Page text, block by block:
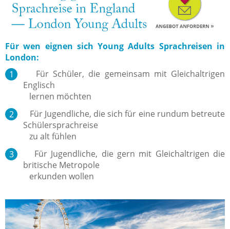
Für wen eignen sich Young Adults Sprachreisen in
London:
Für Schüler, die gemeinsam mit Gleichaltrigen
Englisch
lernen möchten
Für Jugendliche, die sich für eine rundum betreute
Schülersprachreise
zu alt fühlen
Für Jugendliche, die gern mit Gleichaltrigen die
britische Metropole
erkunden wollen